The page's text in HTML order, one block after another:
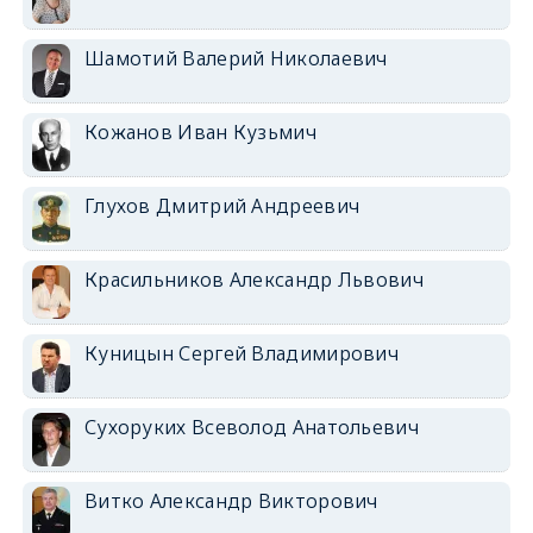
Шамотий Валерий Николаевич
Кожанов Иван Кузьмич
Глухов Дмитрий Андреевич
Красильников Александр Львович
Куницын Сергей Владимирович
Сухоруких Всеволод Анатольевич
Витко Александр Викторович